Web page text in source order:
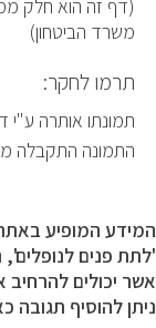
(דף זה הוא חלק
משרד הביטחון)
תרמו לחקר:
תמונתו אותרה ע"י
התמונה התקבלה
המידע המופיע
'לתת פנים
אשר יכולים להרחיב
ניתן להוסיף תגובה